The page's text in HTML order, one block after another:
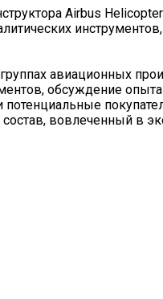
Airbus
авиационных
обсуждение
вовлеченный в